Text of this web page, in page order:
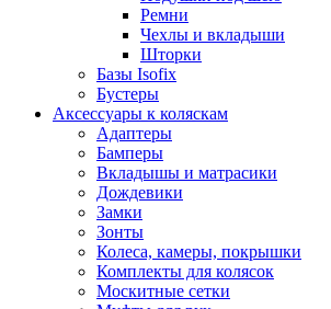
Ремни
Чехлы и вкладыши
Шторки
Базы Isofix
Бустеры
Аксессуары к коляскам
Адаптеры
Бамперы
Вкладышы и матрасики
Дождевики
Замки
Зонты
Колеса, камеры, покрышки
Комплекты для колясок
Москитные сетки